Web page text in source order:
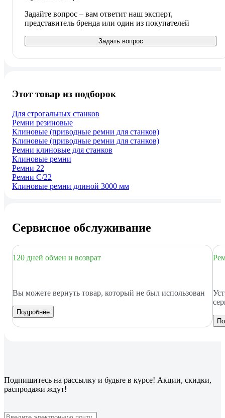
Задайте вопрос – вам ответит наш эксперт,
представитель бренда или один из покупателей
Задать вопрос
Этот товар из подборок
Для строгальных станков
Ремни резиновые
Клиновые (приводные ремни для станков)
Клиновые (приводные ремни для станков)
Ремни клиновые для станков
Клиновые ремни
Ремни 22
Ремни C/22
Клиновые ремни длиной 3000 мм
Сервисное обслуживание
120 дней обмен и возврат
Вы можете вернуть товар, который не был использован
Подробнее
Подпишитесь на рассылку и будьте в курсе! Акции, скидки,
распродажи ждут!